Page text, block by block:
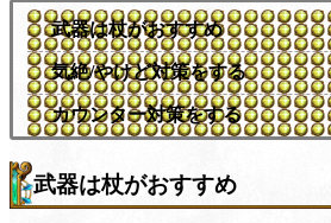
武器は杖がおすすめ
気絶/やけど対策をする
カウンター対策をする
武器は杖がおすすめ